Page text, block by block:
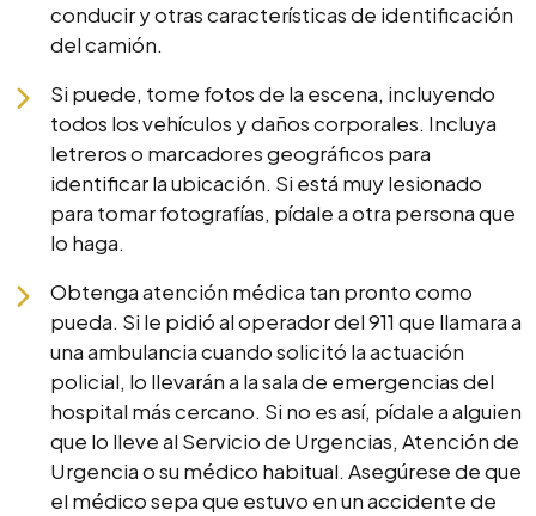
conducir y otras características de identificación
del camión.
Si puede, tome fotos de la escena, incluyendo
todos los vehículos y daños corporales. Incluya
letreros o marcadores geográficos para
identificar la ubicación. Si está muy lesionado
para tomar fotografías, pídale a otra persona que
lo haga.
Obtenga atención médica tan pronto como
pueda. Si le pidió al operador del 911 que llamara a
una ambulancia cuando solicitó la actuación
policial, lo llevarán a la sala de emergencias del
hospital más cercano. Si no es así, pídale a alguien
que lo lleve al Servicio de Urgencias, Atención de
Urgencia o su médico habitual. Asegúrese de que
el médico sepa que estuvo en un accidente de